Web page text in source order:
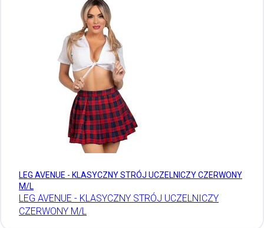
LEG AVENUE - KLASYCZNY STRÓJ UCZELNICZY CZERWONY
M/L
LEG AVENUE - KLASYCZNY STRÓJ UCZELNICZY
CZERWONY M/L